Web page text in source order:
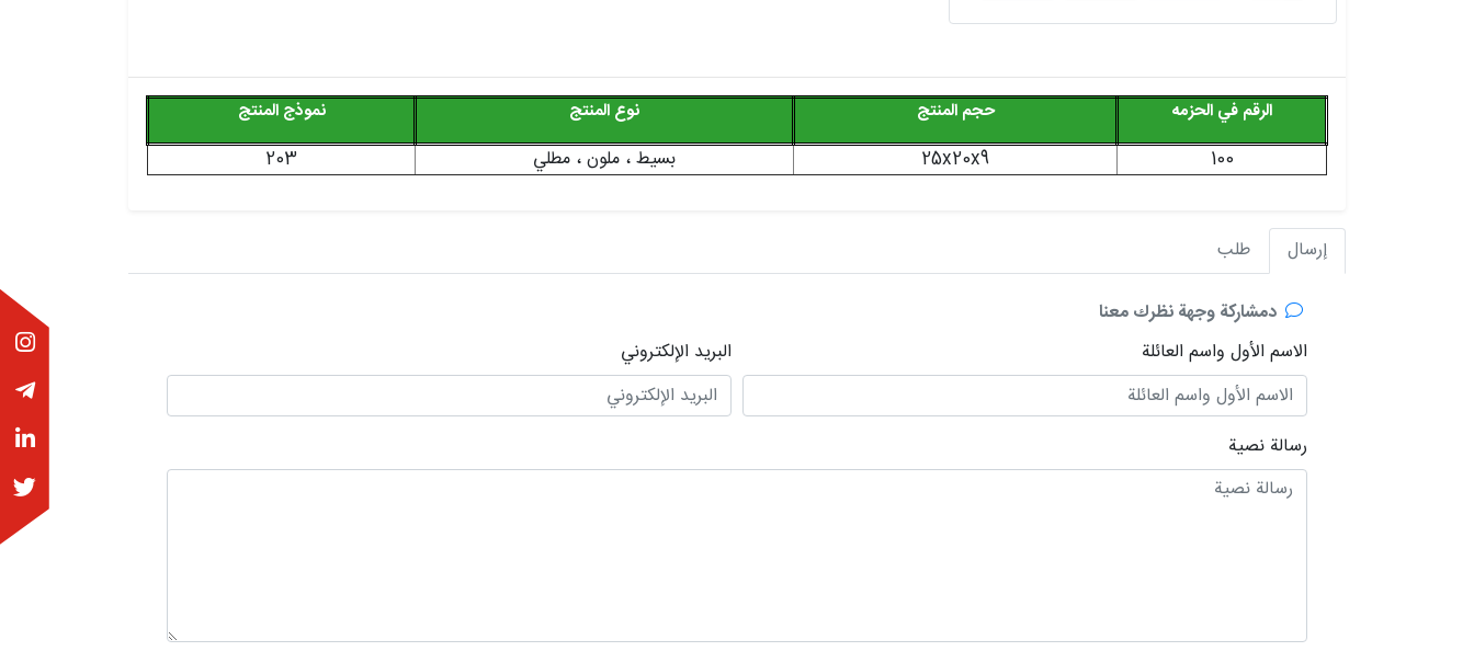
نموذج المنتج نوع المنتج حجم المنتج الرقم في الحزمه
203 بسيط ، ملون ، مطلي 25x20x9 100
إرسال طلب
دمشاركة وجهة نظرك معنا
الاسم الأول واسم العائلة
البريد الإلكتروني
رسالة نصية